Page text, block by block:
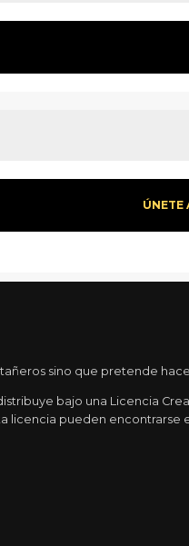
sino que pretende
bajo una Licencia
licencia pueden encontrarse